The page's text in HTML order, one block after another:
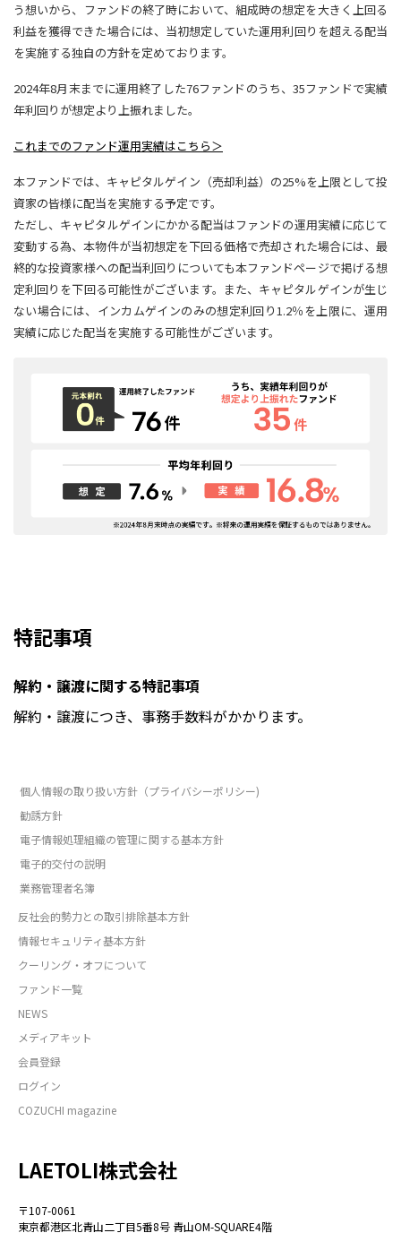
う想いから、ファンドの終了時において、組成時の想定を大きく上回る
利益を獲得できた場合には、当初想定していた運用利回りを超える配当
を実施する独自の方針を定めております。
2024年8月末までに運用終了した76ファンドのうち、35ファンドで実績
年利回りが想定より上振れました。
これまでのファンド運用実績はこちら＞
本ファンドでは、キャピタルゲイン（売却利益）の25%を上限として投
資家の皆様に配当を実施する予定です。
ただし、キャピタルゲインにかかる配当はファンドの運用実績に応じて
変動する為、本物件が当初想定を下回る価格で売却された場合には、最
終的な投資家様への配当利回りについても本ファンドページで掲げる想
定利回りを下回る可能性がございます。また、キャピタルゲインが生じ
ない場合には、インカムゲインのみの想定利回り1.2％を上限に、運用
実績に応じた配当を実施する可能性がございます。
特記事項
解約・譲渡に関する特記事項
解約・譲渡につき、事務手数料がかかります。
個人情報の取り扱い方針（プライバシーポリシー)
勧誘方針
電子情報処理組織の管理に関する基本方針
電子的交付の説明
業務管理者名簿
反社会的勢力との取引排除基本方針
情報セキュリティ基本方針
クーリング・オフについて
ファンド一覧
NEWS
メディアキット
会員登録
ログイン
COZUCHI magazine
LAETOLI株式会社
〒107-0061
東京都港区北青山二丁目5番8号 青山OM-SQUARE4階